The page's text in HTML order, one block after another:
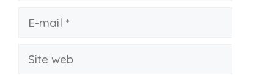
Site